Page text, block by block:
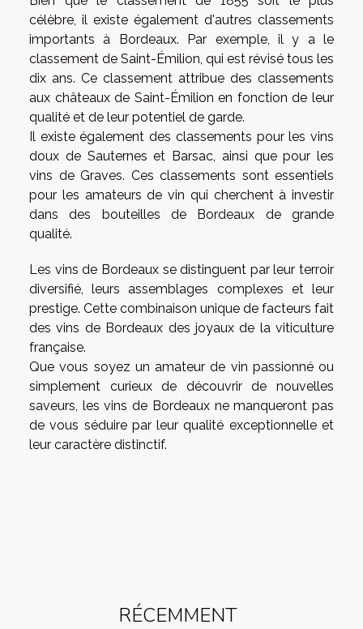
célèbre, il existe également d'autres classements
importants à Bordeaux. Par exemple, il y a le
classement de Saint-Émilion, qui est révisé tous les
dix ans. Ce classement attribue des classements
aux châteaux de Saint-Émilion en fonction de leur
qualité et de leur potentiel de garde.
Il existe également des classements pour les vins
doux de Sauternes et Barsac, ainsi que pour les
vins de Graves. Ces classements sont essentiels
pour les amateurs de vin qui cherchent à investir
dans des bouteilles de Bordeaux de grande
qualité.
Les vins de Bordeaux se distinguent par leur terroir
diversifié, leurs assemblages complexes et leur
prestige. Cette combinaison unique de facteurs fait
des vins de Bordeaux des joyaux de la viticulture
française.
Que vous soyez un amateur de vin passionné ou
simplement curieux de découvrir de nouvelles
saveurs, les vins de Bordeaux ne manqueront pas
de vous séduire par leur qualité exceptionnelle et
leur caractère distinctif.
RÉCEMMENT